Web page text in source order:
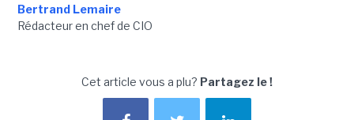
Bertrand Lemaire
Rédacteur en chef de CIO
Cet article vous a plu? Partagez le !